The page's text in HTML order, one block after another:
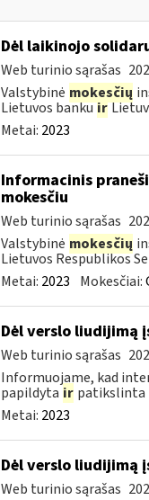
Dėl laikinojo
Web turinio sąrašas
Valstybinė mokesčių
Lietuvos bankuir
Metai: 2023
Informacinis
mokesčiu
Web turinio sąrašas
Valstybinė mokesčių
Lietuvos Respublikos
Metai: 2023 Mokesčiai:
Dėl verslo liudijimą
Web turinio sąrašas
Informuojame, kad
papildyta ir patikslinta
Metai: 2023
Dėl verslo liudijimą
Web turinio sąrašas